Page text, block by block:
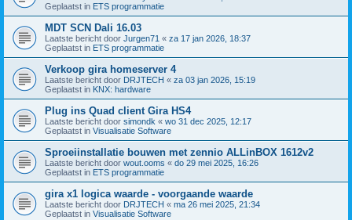
Geplaatst in ETS programmatie
MDT SCN Dali 16.03
Laatste bericht door Jurgen71 « za 17 jan 2026, 18:37
Geplaatst in ETS programmatie
Verkoop gira homeserver 4
Laatste bericht door DRJTECH « za 03 jan 2026, 15:19
Geplaatst in KNX: hardware
Plug ins Quad client Gira HS4
Laatste bericht door simondk « wo 31 dec 2025, 12:17
Geplaatst in Visualisatie Software
Sproeiinstallatie bouwen met zennio ALLinBOX 1612v2
Laatste bericht door wout.ooms « do 29 mei 2025, 16:26
Geplaatst in ETS programmatie
gira x1 logica waarde - voorgaande waarde
Laatste bericht door DRJTECH « ma 26 mei 2025, 21:34
Geplaatst in Visualisatie Software